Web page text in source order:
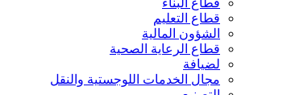
قطاع البناء
قطاع التعليم
الشؤون المالية
قطاع الرعاية الصحية
لضيافة
مجال الخدمات اللوجستية والنقل